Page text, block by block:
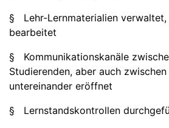
§ Lehr-Lernmaterialien
bearbeitet
§ Kommunikationskanäle
Studierenden, aber auch
untereinander eröffnet
§ Lernstandskontrollen